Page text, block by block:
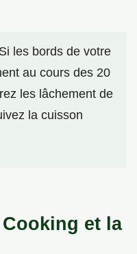
Si les bords de votre
au cours des 20
les lâchement de
la cuisson
et la